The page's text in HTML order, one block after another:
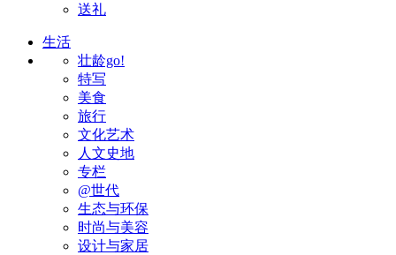
送礼
生活
壮龄go!
特写
美食
旅行
文化艺术
人文史地
专栏
@世代
生态与环保
时尚与美容
设计与家居